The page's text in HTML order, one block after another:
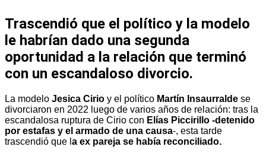
Trascendió que el político y la modelo
le habrían dado una segunda
oportunidad a la relación que terminó
con un escandaloso divorcio.
La modelo Jesica Cirio y el político Martín Insaurralde se
divorciaron en 2022 luego de varios años de relación: tras la
escandalosa ruptura de Cirio con Elías Piccirillo -detenido
por estafas y el armado de una causa-, esta tarde
trascendió que l a ex pareja se había reconciliado.